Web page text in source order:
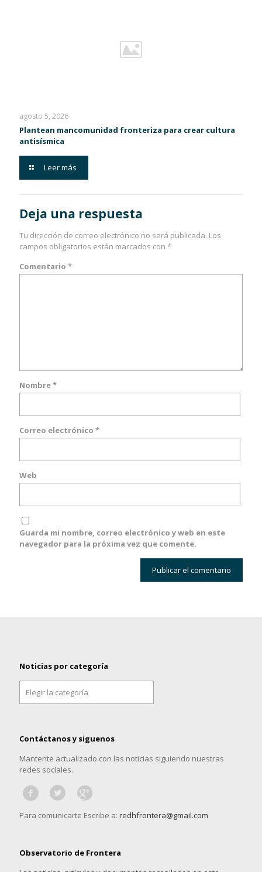
agosto 5, 2026
Plantean mancomunidad fronteriza para crear cultura
antisísmica
Leer más
Deja una respuesta
Tu dirección de correo electrónico no será publicada. Los
campos obligatorios están marcados con *
Comentario *
Nombre*
Correo electrónico *
Web
Guarda mi nombre, correo electrónico y web en este
navegador para la próxima vez que comente.
Noticias por categoría
por
categoría
Contáctanos y siguenos
Mantente actualizado con las noticias siguiendo nuestras
redes sociales.
Para comunicarte Escribe a: redhfrontera@gmail.com
Observatorio de Frontera